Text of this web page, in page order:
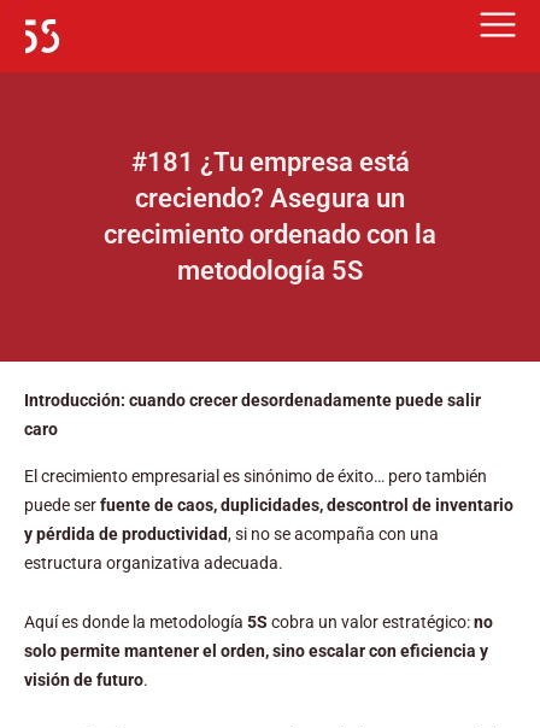
#181 ¿Tu empresa está
creciendo? Asegura un
crecimiento ordenado con la
metodología 5S
Introducción: cuando crecer desordenadamente puede salir
caro
El crecimiento empresarial es sinónimo de éxito… pero también
puede serfuente de caos, duplicidades, descontrol de inventario
y pérdida de productividad, si no se acompaña con una
estructura organizativa adecuada.
Aquí es donde la metodología 5S cobra un valor estratégico:no
solo permite mantener el orden, sino escalar con eficiencia y
visión de futuro.